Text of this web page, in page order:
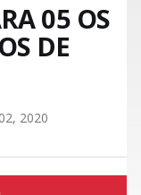
05 OS
DE
2020